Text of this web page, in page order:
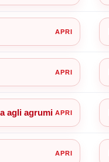
agli agrumi